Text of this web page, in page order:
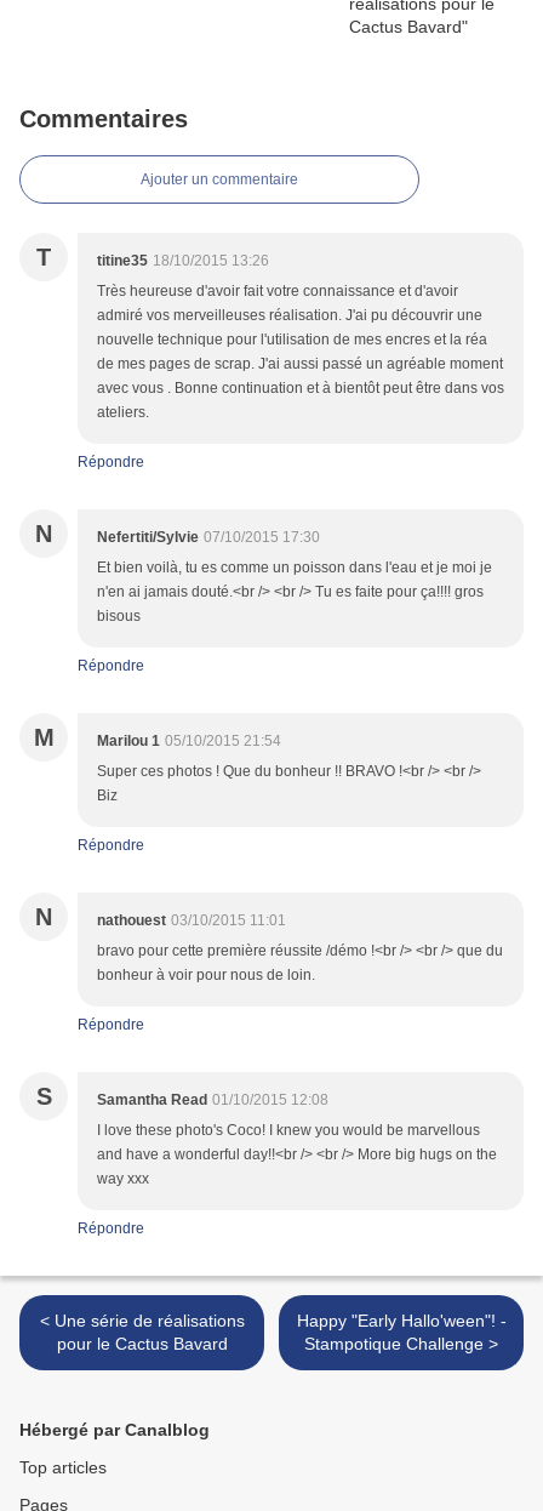
Commentaires
Ajouter un commentaire
T titine35 18/10/2015 13:26
Très heureuse d'avoir fait votre connaissance et d'avoir
admiré vos merveilleuses réalisation. J'ai pu découvrir une
nouvelle technique pour l'utilisation de mes encres et la réa
de mes pages de scrap. J'ai aussi passé un agréable moment
avec vous . Bonne continuation et à bientôt peut être dans vos
ateliers.
Répondre
N Nefertiti/Sylvie 07/10/2015 17:30
Et bien voilà, tu es comme un poisson dans l'eau et je moi je
n'en ai jamais douté.<br /> <br /> Tu es faite pour ça!!!! gros
bisous
Répondre
M Marilou 1 05/10/2015 21:54
Super ces photos ! Que du bonheur !! BRAVO !<br /> <br />
Biz
Répondre
N nathouest 03/10/2015 11:01
bravo pour cette première réussite /démo !<br /> <br /> que du
bonheur à voir pour nous de loin.
Répondre
S Samantha Read 01/10/2015 12:08
I love these photo's Coco! I knew you would be marvellous
and have a wonderful day!!<br /> <br /> More big hugs on the
way xxx
Répondre
< Une série de réalisations
pour le Cactus Bavard
Happy "Early Hallo'ween"! -
Stampotique Challenge >
Hébergé par Canalblog
Top articles
Pages